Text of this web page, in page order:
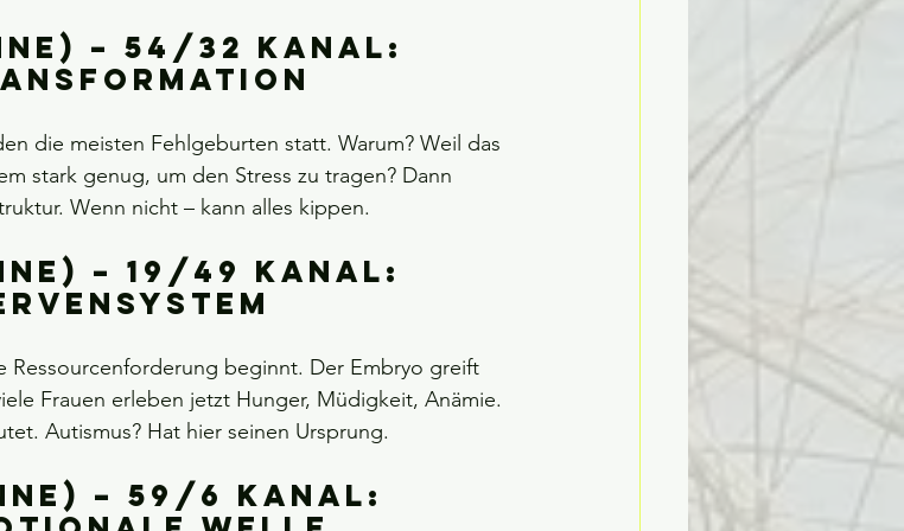
– 54/32 Kanal:
die meisten Fehlgeburten statt. Warum? Weil das
stark genug, um den Stress zu tragen? Dann
Wenn nicht – kann alles kippen.
– 19/49 Kanal:
Ressourcenforderung beginnt. Der Embryo greift
Frauen erleben jetzt Hunger, Müdigkeit, Anämie.
Autismus? Hat hier seinen Ursprung.
– 59/6 Kanal: